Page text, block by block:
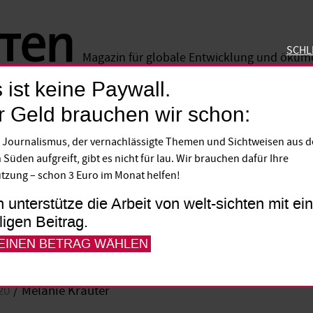
Magazin für globale Entwicklung und
Hirten versus
Konflikte zwischen Bauern und
Gewalt? Dieser Eindruck täuscht,
Melanie Kräuter
ist keine Paywall.
Geld brauchen wir schon:
Journalismus, der vernachlässigte Themen und Sichtweisen aus
Süden aufgreift, gibt es nicht für lau. Wir brauchen dafür Ihre
– schon 3 Euro im Monat helfen!
unterstütze die Arbeit von welt-sichten mit
Beitrag.
BETRAG WÄHLEN